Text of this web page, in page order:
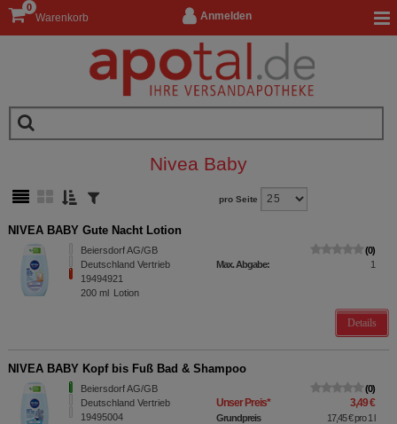
Anmelden
Warenkorb
0
Nivea Baby
pro Seite
NIVEA BABY Gute Nacht Lotion
Beiersdorf AG/GB
Deutschland Vertrieb
19494921
200 ml Lotion
0
Max. Abgabe:
1
Details
NIVEA BABY Kopf bis Fuß Bad & Shampoo
Beiersdorf AG/GB
Deutschland Vertrieb
19495004
0
Unser Preis* 3,49 €
Grundpreis 17,45 €pro 1 l